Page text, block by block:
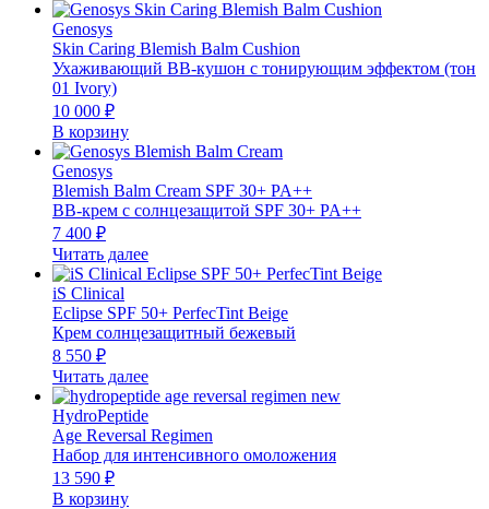
Genosys
Skin Caring Blemish Balm Cushion
Ухаживающий BB-кушон с тонирующим эффектом (тон
01 Ivory)
10 000 ₽
В корзину
Genosys
Blemish Balm Cream SPF 30+ PA++
BB-крем с солнцезащитой SPF 30+ PA++
7 400 ₽
Читать далее
iS Clinical
Eclipse SPF 50+ PerfecTint Beige
Крем солнцезащитный бежевый
8 550 ₽
Читать далее
HydroPeptide
Age Reversal Regimen
Набор для интенсивного омоложения
13 590 ₽
В корзину